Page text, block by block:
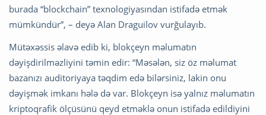
burada “blockchain” texnologiyasından istifadə etmək
mümkündür”, – deyə Alan Draguilov vurğulayıb.
Mütəxəssis əlavə edib ki, blokçeyn məlumatın
dəyişdirilməzliyini təmin edir: “Məsələn, siz öz məlumat
bazanızı auditoriyaya təqdim edə bilərsiniz, lakin onu
dəyişmək imkanı hələ də var. Blokçeyn isə yalnız məlumatın
kriptoqrafik ölçüsünü qeyd etməklə onun istifadə edildiyini